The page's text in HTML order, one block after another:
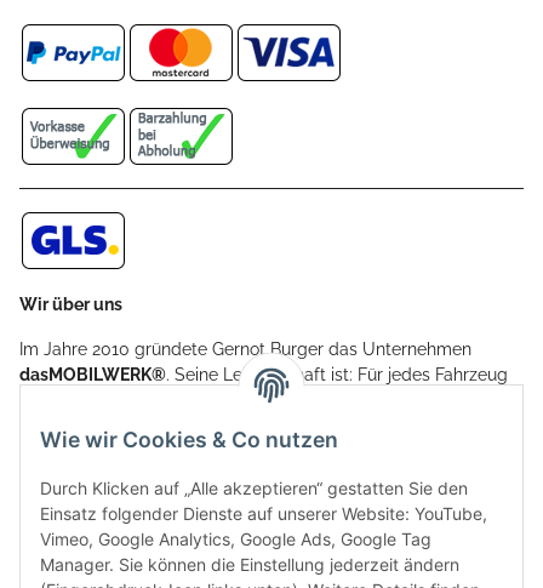
Wir über uns
Im Jahre 2010 gründete Gernot Burger das Unternehmen
dasMOBILWERK®. Seine Leidenschaft ist: Für jedes Fahrzeug
ein Car Cover anzubieten - passgenau und individuell.
Aufgrund der vielen positiven Kundenrückmeldungen kamen
weitere Produkte, wie Reifenschuhe, Hardtopständer hinzu.
Seine Reifenschoner werden in Deutschland produziert und
sind mit hochwertigen Techniken und Materialien gefertigt.
dasMOBILWERK® ist seit der Gründung ein
Familienunternehmen, welches sich seit 2010 auf
Wie wir Cookies & Co nutzen
Durch Klicken auf „Alle akzeptieren“ gestatten Sie den
Einsatz folgender Dienste auf unserer Website: YouTube,
Vimeo, Google Analytics, Google Ads, Google Tag
Manager. Sie können die Einstellung jederzeit ändern